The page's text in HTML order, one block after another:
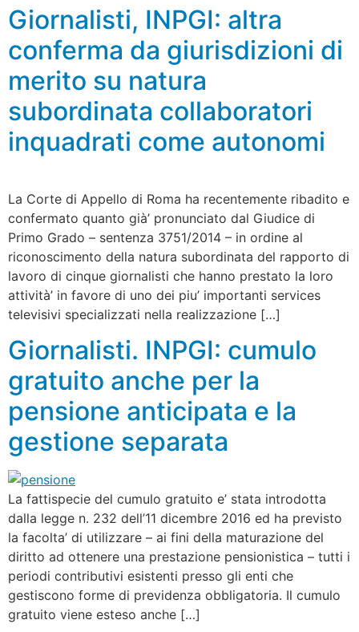
Giornalisti, INPGI: altra
conferma da giurisdizioni di
merito su natura
subordinata collaboratori
inquadrati come autonomi
La Corte di Appello di Roma ha recentemente ribadito e
confermato quanto già’ pronunciato dal Giudice di
Primo Grado – sentenza 3751/2014 – in ordine al
riconoscimento della natura subordinata del rapporto di
lavoro di cinque giornalisti che hanno prestato la loro
attività’ in favore di uno dei piu’ importanti services
televisivi specializzati nella realizzazione […]
Giornalisti. INPGI: cumulo
gratuito anche per la
pensione anticipata e la
gestione separata
La fattispecie del cumulo gratuito e’ stata introdotta
dalla legge n. 232 dell’11 dicembre 2016 ed ha previsto
la facolta’ di utilizzare – ai fini della maturazione del
diritto ad ottenere una prestazione pensionistica – tutti i
periodi contributivi esistenti presso gli enti che
gestiscono forme di previdenza obbligatoria. Il cumulo
gratuito viene esteso anche […]